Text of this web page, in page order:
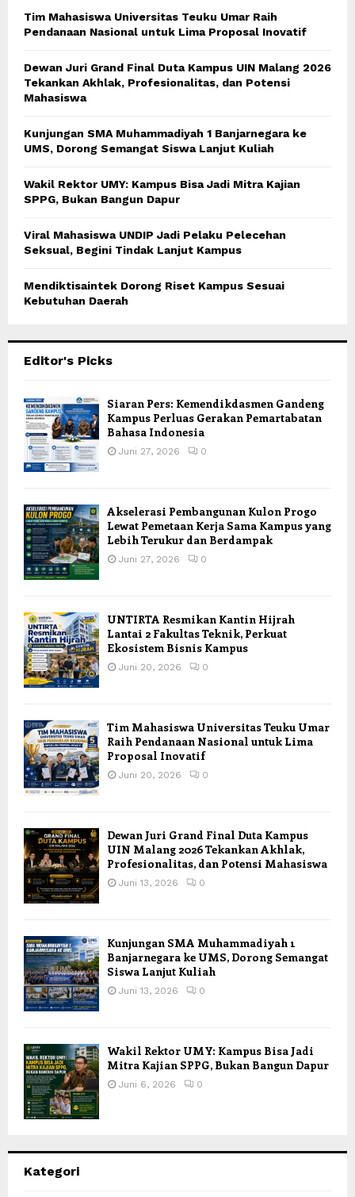
Tim Mahasiswa Universitas Teuku Umar Raih
Pendanaan Nasional untuk Lima Proposal Inovatif
Dewan Juri Grand Final Duta Kampus UIN Malang 2026
Tekankan Akhlak, Profesionalitas, dan Potensi
Mahasiswa
Kunjungan SMA Muhammadiyah 1 Banjarnegara ke
UMS, Dorong Semangat Siswa Lanjut Kuliah
Wakil Rektor UMY: Kampus Bisa Jadi Mitra Kajian
SPPG, Bukan Bangun Dapur
Viral Mahasiswa UNDIP Jadi Pelaku Pelecehan
Seksual, Begini Tindak Lanjut Kampus
Mendiktisaintek Dorong Riset Kampus Sesuai
Kebutuhan Daerah
Editor's Picks
Siaran Pers: Kemendikdasmen Gandeng
Kampus Perluas Gerakan Pemartabatan
Bahasa Indonesia
Juni 27, 2026 0
Akselerasi Pembangunan Kulon Progo
Lewat Pemetaan Kerja Sama Kampus yang
Lebih Terukur dan Berdampak
Juni 27, 2026 0
UNTIRTA Resmikan Kantin Hijrah
Lantai 2 Fakultas Teknik, Perkuat
Ekosistem Bisnis Kampus
Juni 20, 2026 0
Tim Mahasiswa Universitas Teuku Umar
Raih Pendanaan Nasional untuk Lima
Proposal Inovatif
Juni 20, 2026 0
Dewan Juri Grand Final Duta Kampus
UIN Malang 2026 Tekankan Akhlak,
Profesionalitas, dan Potensi Mahasiswa
Juni 13, 2026 0
Kunjungan SMA Muhammadiyah 1
Banjarnegara ke UMS, Dorong Semangat
Siswa Lanjut Kuliah
Juni 13, 2026 0
Wakil Rektor UMY: Kampus Bisa Jadi
Mitra Kajian SPPG, Bukan Bangun Dapur
Juni 6, 2026 0
Kategori